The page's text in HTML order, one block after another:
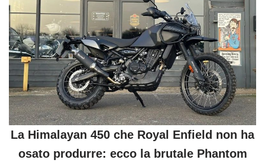
La Himalayan 450 che Royal Enfield non ha
osato produrre: ecco la brutale Phantom